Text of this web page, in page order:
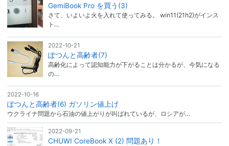
GemiBook Pro を買う(3)
さて、いよいよ火を入れて使ってみる。 win11(21h2)がインス
ト…
2022-10-21
ぽつんと高齢者(7)
高齢化によって認知能力が下がることは分かるが、今気になる
の…
2022-10-16
ぽつんと高齢者(6) ガソリン値上げ
ウクライナ問題から石油の値上がりが叫ばれているが、ロシアが…
2022-09-21
CHUWI CoreBook X (2) 問題あり！